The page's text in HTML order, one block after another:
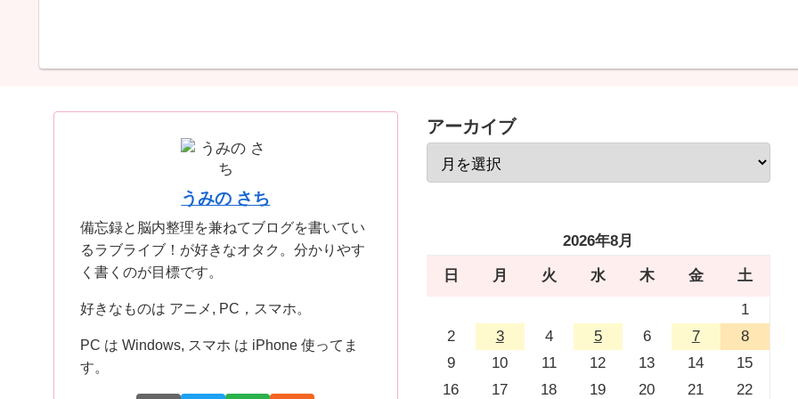
うみの さち
備忘録と脳内整理を兼ねてブログを書いてい
るラブライブ！が好きなオタク。分かりやす
く書くのが目標です。
好きなものは アニメ, PC，スマホ。
PC は Windows, スマホ は iPhone 使ってま
す。
アーカイブ
2026年8月
日 月 火 水 木 金
土
1
2
3 4 5 6 7
8
9
10 11 12 13 14
15
16
17 18 19 20 21 22